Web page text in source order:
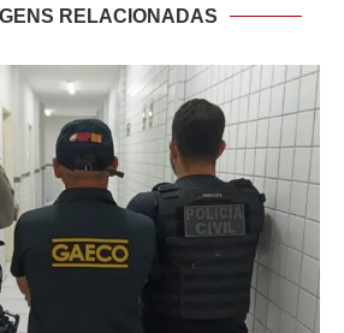
RELACIONADAS